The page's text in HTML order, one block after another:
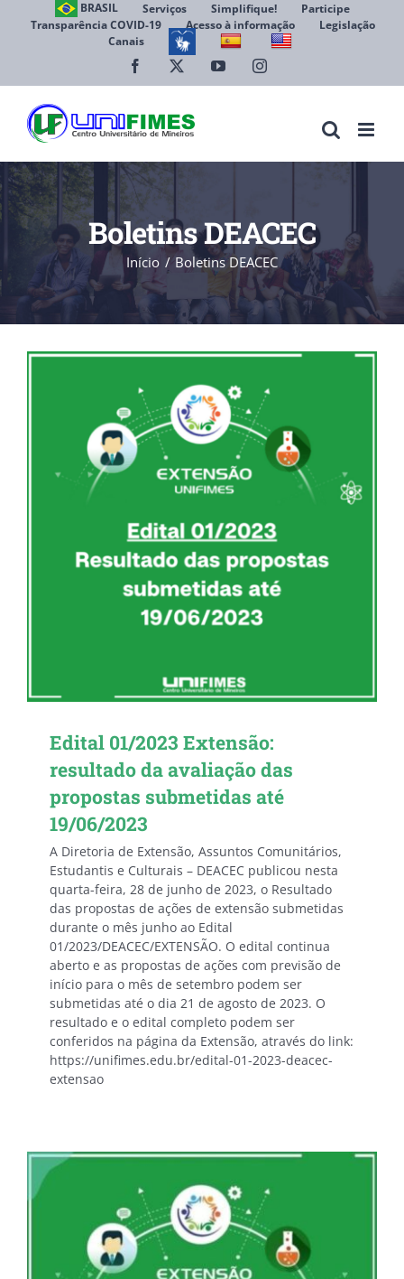
BRASIL Serviços Simplifique!
Participe
Transparência COVID-19
Acesso à informação
Legislação
Canais
Facebook YouTubeInstagram
Boletins DEACEC
Início Boletins DEACEC
Edital 01/2023 Extensão:
resultado da avaliação das
propostas submetidas até
19/06/2023
A Diretoria de Extensão, Assuntos Comunitários,
Estudantis e Culturais – DEACEC publicou nesta
quarta-feira, 28 de junho de 2023, o Resultado
das propostas de ações de extensão submetidas
durante o mês junho ao Edital
01/2023/DEACEC/EXTENSÃO. O edital continua
aberto e as propostas de ações com previsão de
início para o mês de setembro podem ser
submetidas até o dia 21 de agosto de 2023. O
resultado e o edital completo podem ser
conferidos na página da Extensão, através do link:
https://unifimes.edu.br/edital-01-2023-deacec-
extensao